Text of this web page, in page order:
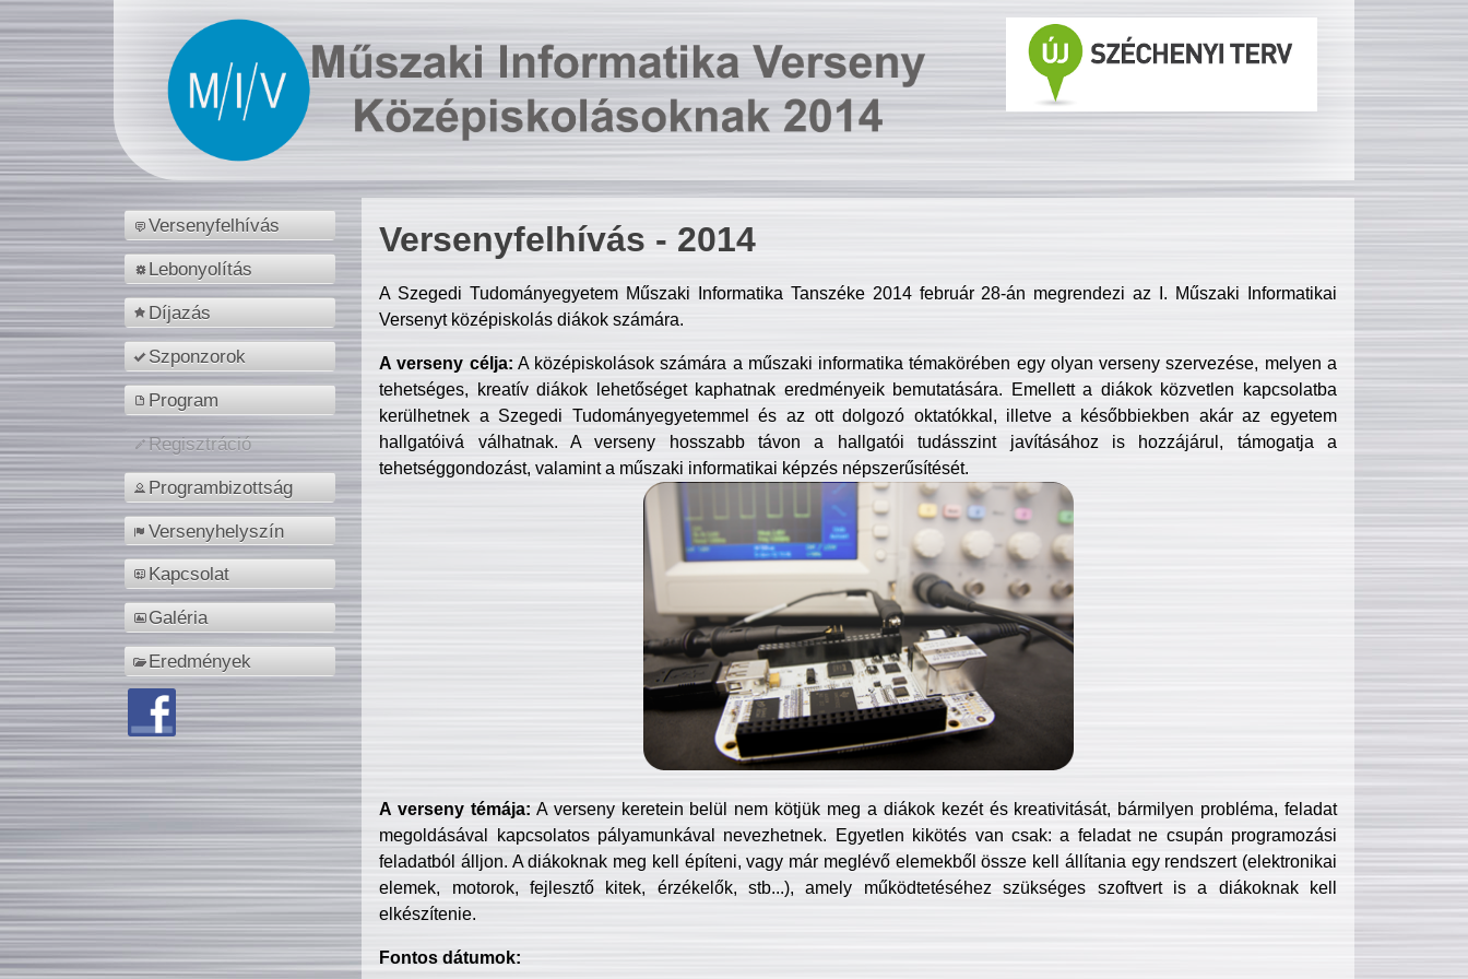
Versenyfelhívás
Lebonyolítás
Díjazás
Szponzorok
Program
Regisztráció
Programbizottság
Versenyhelyszín
Kapcsolat
Galéria
Eredmények
Versenyfelhívás - 2014
A Szegedi Tudományegyetem Műszaki Informatika Tanszéke 2014 február 28-án megrendezi az I. Műszaki Informatikai
Versenyt középiskolás diákok számára.
A verseny célja: A középiskolások számára a műszaki informatika témakörében egy olyan verseny szervezése, melyen a
tehetséges, kreatív diákok lehetőséget kaphatnak eredményeik bemutatására. Emellett a diákok közvetlen kapcsolatba
kerülhetnek a Szegedi Tudományegyetemmel és az ott dolgozó oktatókkal, illetve a későbbiekben akár az egyetem
hallgatóivá válhatnak. A verseny hosszabb távon a hallgatói tudásszint javításához is hozzájárul, támogatja a
tehetséggondozást, valamint a műszaki informatikai képzés népszerűsítését.
A verseny témája: A verseny keretein belül nem kötjük meg a diákok kezét és kreativitását, bármilyen probléma, feladat
megoldásával kapcsolatos pályamunkával nevezhetnek. Egyetlen kikötés van csak: a feladat ne csupán programozási
feladatból álljon. A diákoknak meg kell építeni, vagy már meglévő elemekből össze kell állítania egy rendszert (elektronikai
elemek, motorok, fejlesztő kitek, érzékelők, stb...), amely működtetéséhez szükséges szoftvert is a diákoknak kell
elkészítenie.
Fontos dátumok: